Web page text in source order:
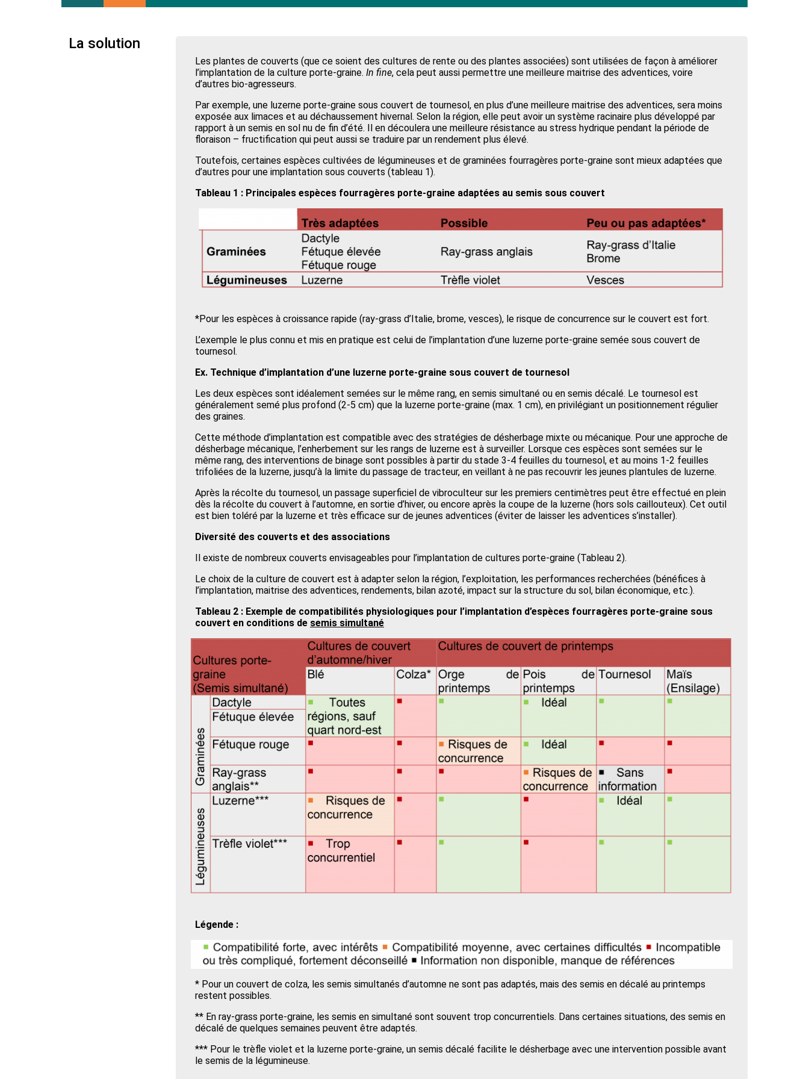
La solution
Les plantes de couverts (que ce soient des cultures de rente ou des plantes associées) sont utilisées de façon à améliorer
l’implantation de la culture porte-graine. In fine, cela peut aussi permettre une meilleure maitrise des adventices, voire
d’autres bio-agresseurs.
Par exemple, une luzerne porte-graine sous couvert de tournesol, en plus d’une meilleure maitrise des adventices, sera moins
exposée aux limaces et au déchaussement hivernal. Selon la région, elle peut avoir un système racinaire plus développé par
rapport à un semis en sol nu de fin d’été. Il en découlera une meilleure résistance au stress hydrique pendant la période de
floraison – fructification qui peut aussi se traduire par un rendement plus élevé.
Toutefois, certaines espèces cultivées de légumineuses et de graminées fourragères porte-graine sont mieux adaptées que
d’autres pour une implantation sous couverts (tableau 1).
Tableau 1 : Principales espèces fourragères porte-graine adaptées au semis sous couvert
*Pour les espèces à croissance rapide (ray-grass d’Italie, brome, vesces), le risque de concurrence sur le couvert est fort.
L’exemple le plus connu et mis en pratique est celui de l’implantation d’une luzerne porte-graine semée sous couvert de
tournesol.
Ex. Technique d’implantation d’une luzerne porte-graine sous couvert de tournesol
Les deux espèces sont idéalement semées sur le même rang, en semis simultané ou en semis décalé. Le tournesol est
généralement semé plus profond (2-5 cm) que la luzerne porte-graine (max. 1 cm), en privilégiant un positionnement régulier
des graines.
Cette méthode d’implantation est compatible avec des stratégies de désherbage mixte ou mécanique. Pour une approche de
désherbage mécanique, l’enherbement sur les rangs de luzerne est à surveiller. Lorsque ces espèces sont semées sur le
même rang, des interventions de binage sont possibles à partir du stade 3-4 feuilles du tournesol, et au moins 1-2 feuilles
trifoliées de la luzerne, jusqu’à la limite du passage de tracteur, en veillant à ne pas recouvrir les jeunes plantules de luzerne.
Après la récolte du tournesol, un passage superficiel de vibroculteur sur les premiers centimètres peut être effectué en plein
dès la récolte du couvert à l’automne, en sortie d’hiver, ou encore après la coupe de la luzerne (hors sols caillouteux). Cet outil
est bien toléré par la luzerne et très efficace sur de jeunes adventices (éviter de laisser les adventices s’installer).
Diversité des couverts et des associations
Il existe de nombreux couverts envisageables pour l’implantation de cultures porte-graine (Tableau 2).
Le choix de la culture de couvert est à adapter selon la région, l’exploitation, les performances recherchées (bénéfices à
l’implantation, maitrise des adventices, rendements, bilan azoté, impact sur la structure du sol, bilan économique, etc.).
Tableau 2 : Exemple de compatibilités physiologiques pour l’implantation d’espèces fourragères porte-graine sous
couvert en conditions de semis simultané
Légende :
* Pour un couvert de colza, les semis simultanés d’automne ne sont pas adaptés, mais des semis en décalé au printemps
restent possibles.
** En ray-grass porte-graine, les semis en simultané sont souvent trop concurrentiels. Dans certaines situations, des semis en
décalé de quelques semaines peuvent être adaptés.
*** Pour le trèfle violet et la luzerne porte-graine, un semis décalé facilite le désherbage avec une intervention possible avant
le semis de la légumineuse.